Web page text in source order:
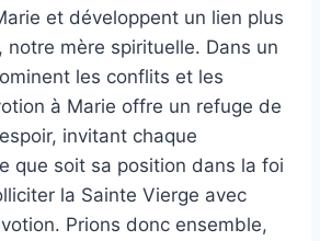
et développent un lien plus
mère spirituelle. Dans un
les conflits et les
à Marie offre un refuge de
invitant chaque
que soit sa position dans la foi
la Sainte Vierge avec
Prions donc ensemble,